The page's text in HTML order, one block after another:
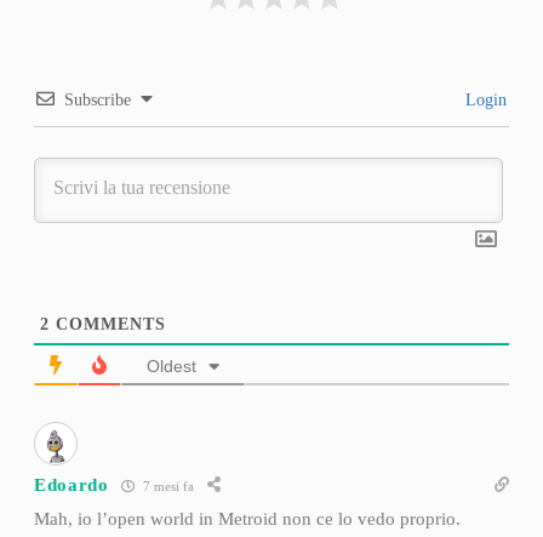
Subscribe Login
2 COMMENTS
Oldest
Edoardo 7 mesi fa
Mah, io l’open world in Metroid non ce lo vedo proprio.